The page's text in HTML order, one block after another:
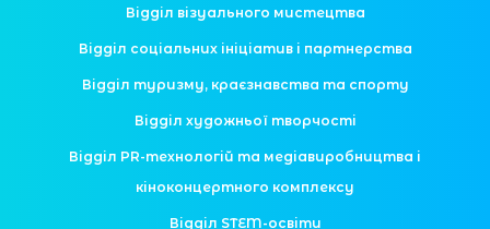
Відділ візуального мистецтва
Відділ соціальних ініціатив і партнерства
Відділ туризму, краєзнавства та спорту
Відділ художньої творчості
Відділ PR-технологій та медіавиробництва і
кіноконцертного комплексу
Відділ STEM-освіти